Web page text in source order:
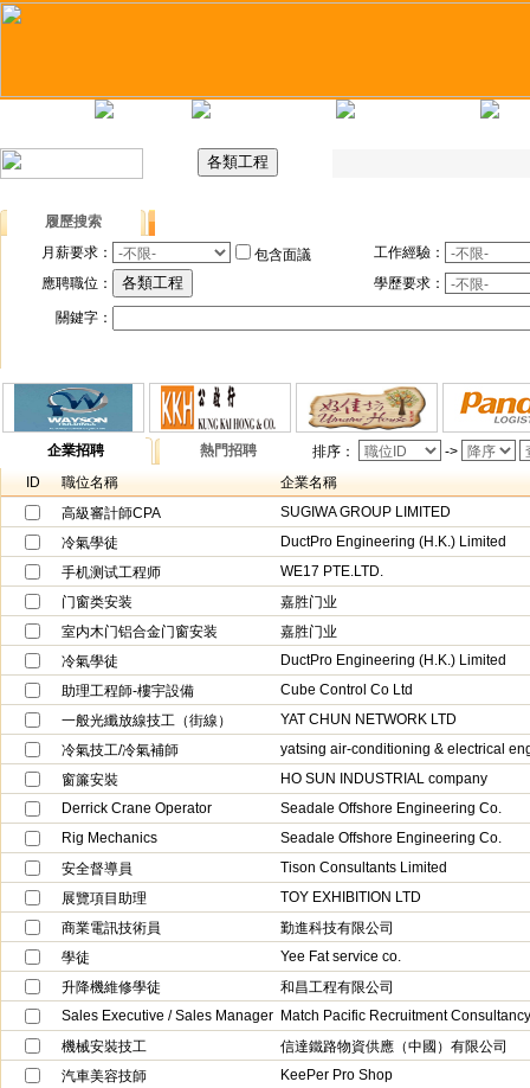
履歷搜索
月薪要求：
包含面議
工作經驗：
應聘職位：
學歷要求：
關鍵字：
企業招聘 熱門招聘 排序：
->
ID
職位名稱
企業名稱
高級審計師CPA
SUGIWA GROUP LIMITED
冷氣學徒
DuctPro Engineering (H.K.) Limited
手机测试工程师
WE17 PTE.LTD.
门窗类安装
嘉胜门业
室内木门铝合金门窗安装
嘉胜门业
冷氣學徒
DuctPro Engineering (H.K.) Limited
助理工程師-樓宇設備
Cube Control Co Ltd
一般光纖放線技工（街線）
YAT CHUN NETWORK LTD
冷氣技工/冷氣補師
yatsing air-conditioning & electrical
窗簾安裝
HO SUN INDUSTRIAL company
Derrick Crane Operator
Seadale Offshore Engineering Co.
Rig Mechanics
Seadale Offshore Engineering Co.
安全督導員
Tison Consultants Limited
展覽項目助理
TOY EXHIBITION LTD
商業電訊技術員
勤進科技有限公司
學徒
Yee Fat service co.
升降機維修學徒
和昌工程有限公司
Sales Executive / Sales Manager Match Pacific Recruitment Consultancy
機械安裝技工
信達鐵路物資供應（中國）有限公司
汽車美容技師
KeePer Pro Shop